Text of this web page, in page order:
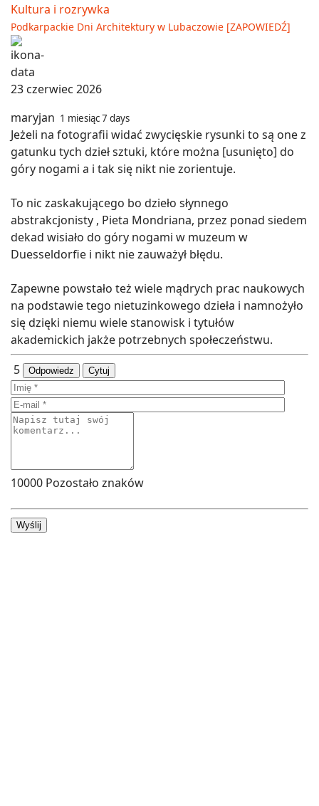
Kultura i rozrywka
Podkarpackie Dni Architektury w Lubaczowie [ZAPOWIEDŹ]
23 czerwiec 2026
maryjan 1 miesiąc 7 days
Jeżeli na fotografii widać zwycięskie rysunki to są one z
gatunku tych dzieł sztuki, które można [usunięto] do
góry nogami a i tak się nikt nie zorientuje.
To nic zaskakującego bo dzieło słynnego
abstrakcjonisty , Pieta Mondriana, przez ponad siedem
dekad wisiało do góry nogami w muzeum w
Duesseldorfie i nikt nie zauważył błędu.
Zapewne powstało też wiele mądrych prac naukowych
na podstawie tego nietuzinkowego dzieła i namnożyło
się dzięki niemu wiele stanowisk i tytułów
akademickich jakże potrzebnych społeczeństwu.
5
Odpowiedz Cytuj
10000 Pozostało znaków
Wyślij